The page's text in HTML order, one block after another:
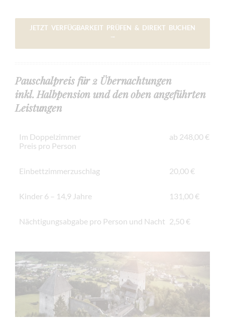
JETZT VERFÜGBARKEIT PRÜFEN & DIREKT BUCHEN
→
Pauschalpreis für 2 Übernachtungen
inkl. Halbpension und den oben angeführten
Leistungen
Im Doppelzimmer
Preis pro Person
ab 248,00 €
Einbettzimmerzuschlag 20,00 €
Kinder 6 – 14,9 Jahre 131,00 €
Nächtigungsabgabe pro Person und Nacht 2,50 €